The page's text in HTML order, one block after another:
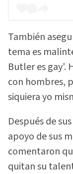
También
tema es
Butler es gay'.
con hombres,
siquiera yo
Después de
apoyo de sus
comentaron
quitan su